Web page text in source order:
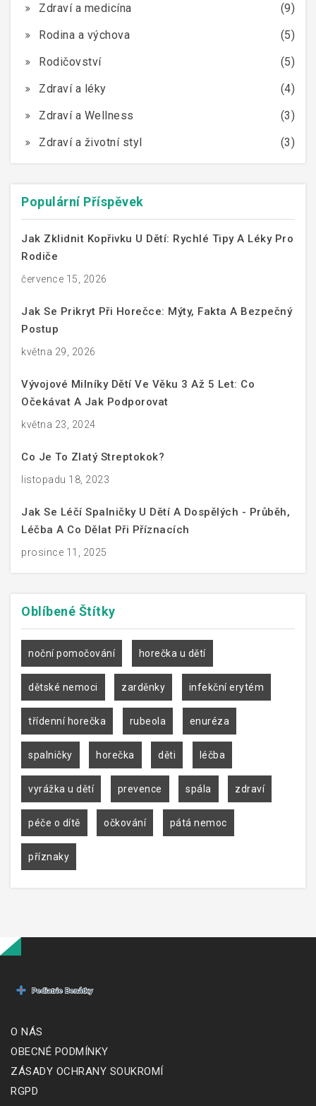
Zdraví a medicína
(9)
Rodina a výchova
(5)
Rodičovství
(5)
Zdraví a léky
(4)
Zdraví a Wellness
(3)
Zdraví a životní styl
(3)
Populární Příspěvek
Jak Zklidnit Kopřivku U Dětí: Rychlé Tipy A Léky Pro
Rodiče
července 15, 2026
Jak Se Prikryt Při Horečce: Mýty, Fakta A Bezpečný
Postup
května 29, 2026
Vývojové Milníky Dětí Ve Věku 3 Až 5 Let: Co
Očekávat A Jak Podporovat
května 23, 2024
Co Je To Zlatý Streptokok?
listopadu 18, 2023
Jak Se Léčí Spalničky U Dětí A Dospělých - Průběh,
Léčba A Co Dělat Při Příznacích
prosince 11, 2025
Oblíbené Štítky
noční pomočování horečka u dětí
dětské nemoci zarděnky infekční erytém
třídenní horečka rubeola enuréza
spalničky horečka děti léčba
vyrážka u dětí prevence spála zdraví
péče o dítě očkování pátá nemoc
příznaky
O NÁS
OBECNÉ PODMÍNKY
ZÁSADY OCHRANY SOUKROMÍ
RGPD